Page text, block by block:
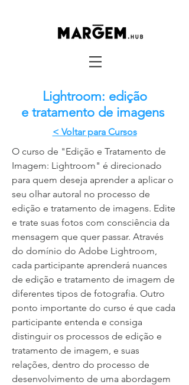
Lightroom: edição
e tratamento de imagens
< Voltar para Cursos
O curso de "Edição e Tratamento de
Imagem: Lightroom" é direcionado
para quem deseja aprender a aplicar o
seu olhar autoral no processo de
edição e tratamento de imagens. Edite
e trate suas fotos com consciência da
mensagem que quer passar. Através
do domínio do Adobe Lightroom,
cada participante aprenderá nuances
de edição e tratamento de imagem de
diferentes tipos de fotografia. Outro
ponto importante do curso é que cada
participante entenda e consiga
distinguir os processos de edição e
tratamento de imagem, e suas
relações, dentro do processo de
desenvolvimento de uma abordagem